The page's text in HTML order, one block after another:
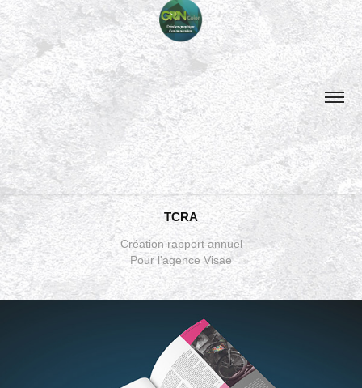
TCRA
Création rapport annuel
Pour l'agence Visae